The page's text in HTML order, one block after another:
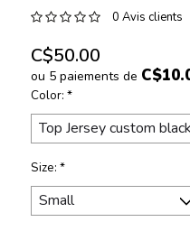
0 Avis clients
C$50.00
ou 5 paiements de
Color: *
Size: *